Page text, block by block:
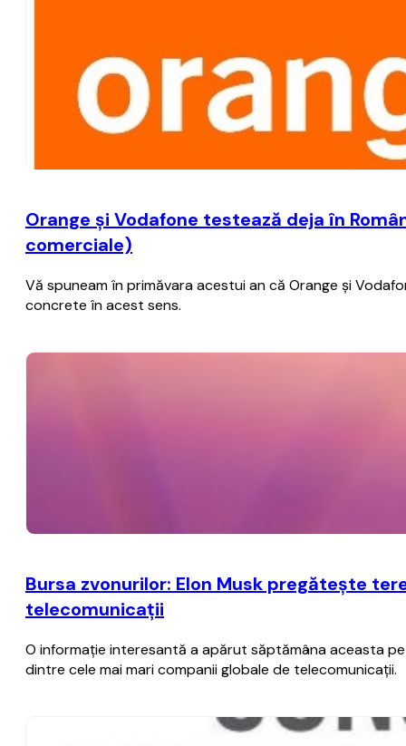
Orange şi Vodafone testează deja în
comerciale)
Vă spuneam în primăvara acestui an că Orange şi
concrete în acest sens.
Bursa zvonurilor: Elon Musk pregăteşte
telecomunicaţii
O informaţie interesantă a apărut săptămâna aceasta
dintre cele mai mari companii globale de telecomunicaţii.